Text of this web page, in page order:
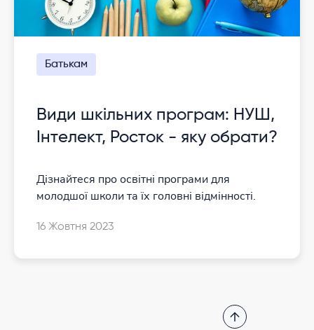
Батькам
Види шкільних програм: НУШ,
Інтелект, Росток - яку обрати?
Дізнайтеся про освітні програми для
молодшої школи та їх головні відмінності.
16 Жовтня 2023